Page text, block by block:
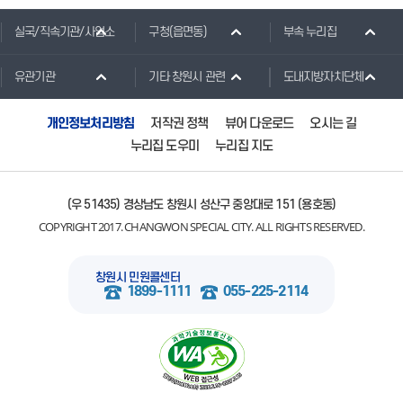
실국/직속기관/사업소 구청(읍면동) 부속 누리집
유관기관 기타 창원시 관련 도내지방자치단체
개인정보처리방침 저작권 정책 뷰어 다운로드
오시는 길
누리집 도우미
누리집 지도
(우 51435) 경상남도 창원시 성산구 중앙대로 151 (용호동)
COPYRIGHT 2017. CHANGWON SPECIAL CITY. ALL RIGHTS RESERVED.
창원시 민원콜센터
1899-1111 055-225-2114